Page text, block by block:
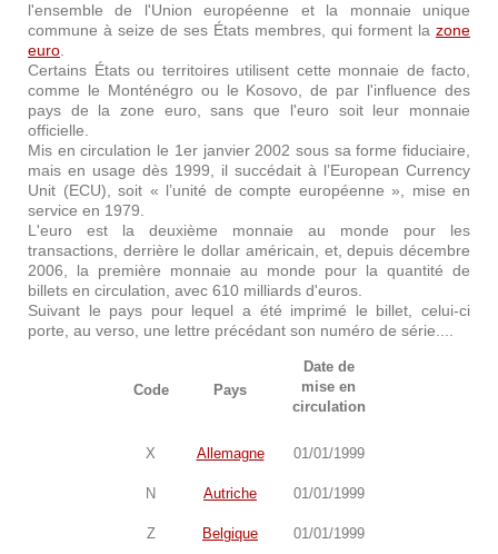
l'ensemble de l'Union européenne et la monnaie unique
commune à seize de ses États membres, qui forment la zone
euro
Certains États ou territoires utilisent cette monnaie de facto,
comme le Monténégro ou le Kosovo, de par l'influence des
pays de la zone euro, sans que l'euro soit leur monnaie
officielle.
Mis en circulation le 1er janvier 2002 sous sa forme fiduciaire,
mais en usage dès 1999, il succédait à l’European Currency
Unit (ECU), soit « l’unité de compte européenne », mise en
service en 1979.
L'euro est la deuxième monnaie au monde pour les
transactions, derrière le dollar américain, et, depuis décembre
2006, la première monnaie au monde pour la quantité de
billets en circulation, avec 610 milliards d'euros.
Suivant le pays pour lequel a été imprimé le billet, celui-ci
porte, au verso, une lettre précédant son numéro de série....
Code Pays
Date de
mise en
circulation
X Allemagne 01/01/1999
N Autriche 01/01/1999
Z Belgique 01/01/1999